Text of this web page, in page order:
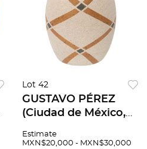
Lot 42
GUSTAVO PÉREZ
(Ciudad de México,
Firmada Cerámica a
Estimate
MXN$20,000 - MXN$30,000